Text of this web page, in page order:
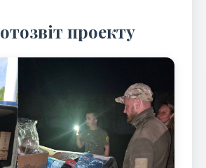
проекту